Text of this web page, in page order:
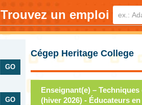
Trouvez un emploi
Cégep Heritage College
Enseignant(e) – Techniques
(hiver 2026) - Éducateurs